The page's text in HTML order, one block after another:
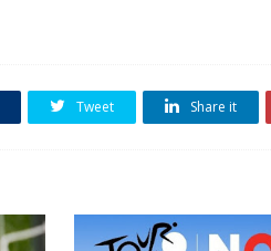
Tweet Share it